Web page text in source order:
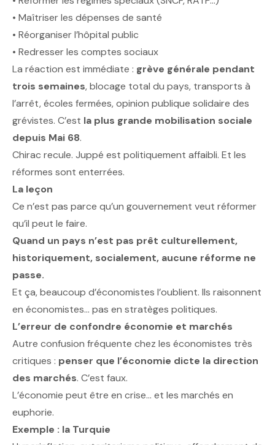
• Maîtriser les dépenses de santé
• Réorganiser l’hôpital public
• Redresser les comptes sociaux
La réaction est immédiate : grève générale pendant
trois semaines, blocage total du pays, transports à
l’arrêt, écoles fermées, opinion publique solidaire des
grévistes. C’est la plus grande mobilisation sociale
depuis Mai 68.
Chirac recule. Juppé est politiquement affaibli. Et les
réformes sont enterrées.
La leçon
Ce n’est pas parce qu’un gouvernement veut réformer
qu’il peut le faire.
Quand un pays n’est pas prêt culturellement,
historiquement, socialement, aucune réforme ne
passe.
Et ça, beaucoup d’économistes l’oublient. Ils raisonnent
en économistes… pas en stratèges politiques.
L’erreur de confondre économie et marchés
Autre confusion fréquente chez les économistes très
critiques : penser que l’économie dicte la direction
des marchés. C’est faux.
L’économie peut être en crise… et les marchés en
euphorie.
Exemple : la Turquie